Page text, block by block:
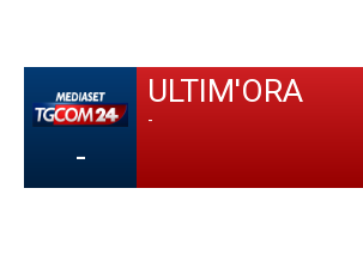
-
ULTIM'ORA
-